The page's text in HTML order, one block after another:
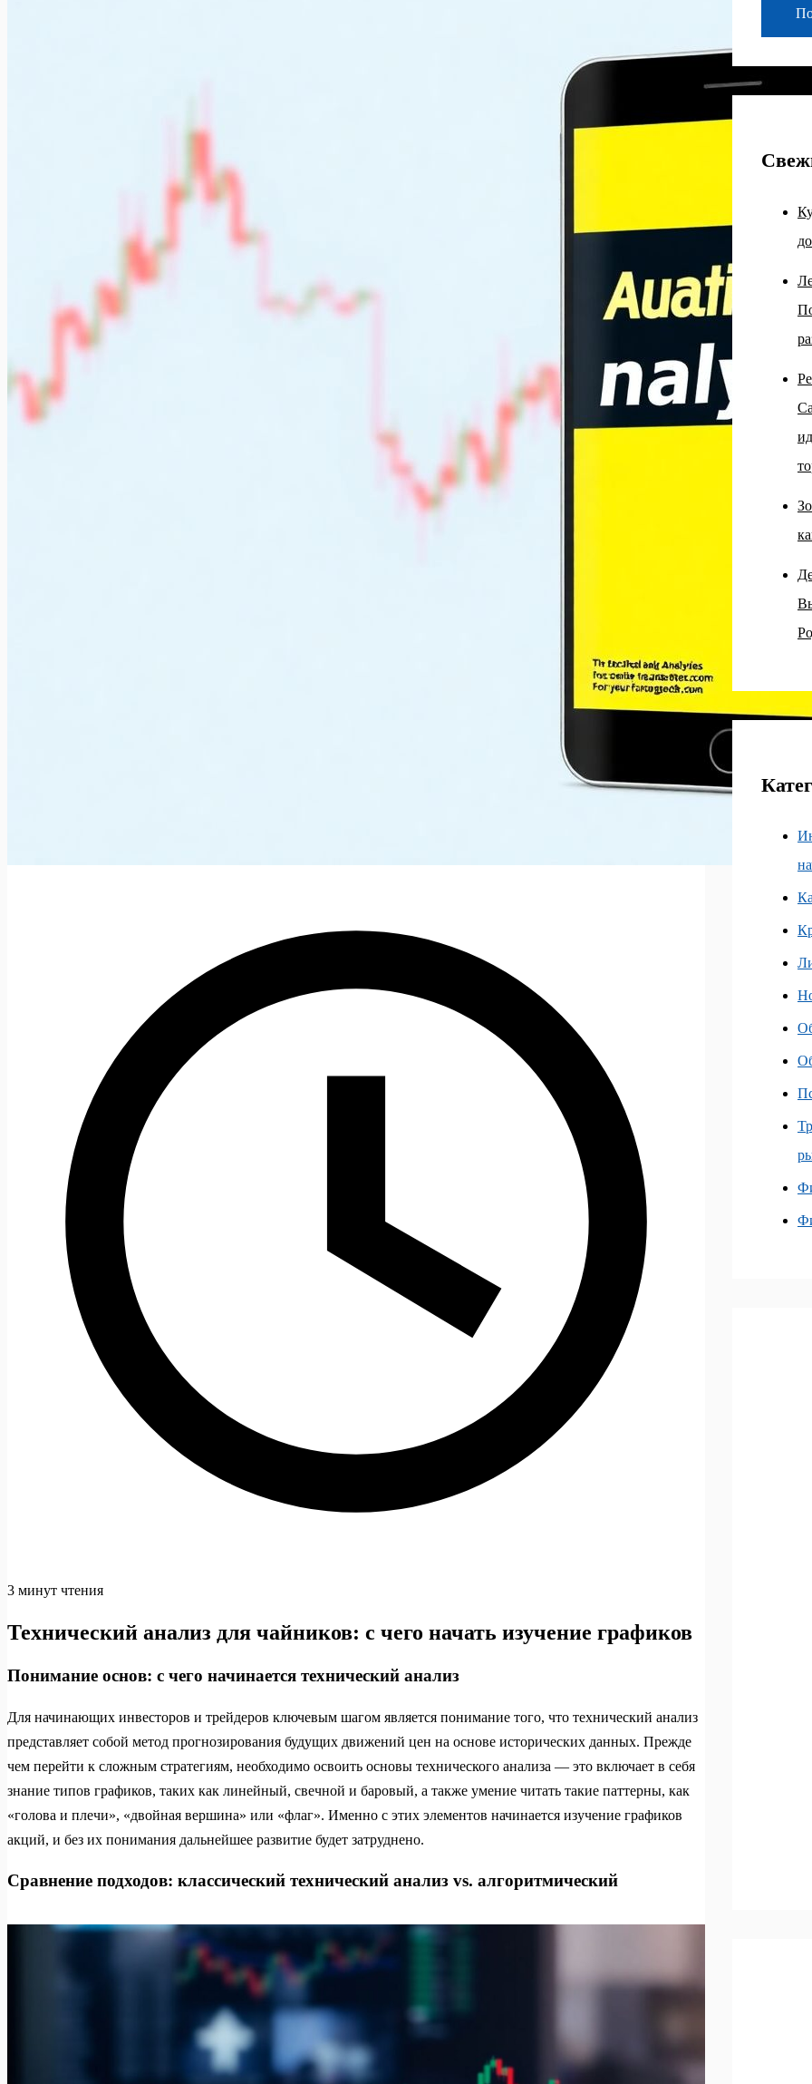
3 минут чтения
Технический анализ для чайников: с чего начать изучение графиков
Понимание основ: с чего начинается технический анализ
Для начинающих инвесторов и трейдеров ключевым шагом является понимание того, что технический анализ
представляет собой метод прогнозирования будущих движений цен на основе исторических данных. Прежде
чем перейти к сложным стратегиям, необходимо освоить основы технического анализа — это включает в себя
знание типов графиков, таких как линейный, свечной и баровый, а также умение читать такие паттерны, как
«голова и плечи», «двойная вершина» или «флаг». Именно с этих элементов начинается изучение графиков
акций, и без их понимания дальнейшее развитие будет затруднено.
Сравнение подходов: классический технический анализ vs. алгоритмический